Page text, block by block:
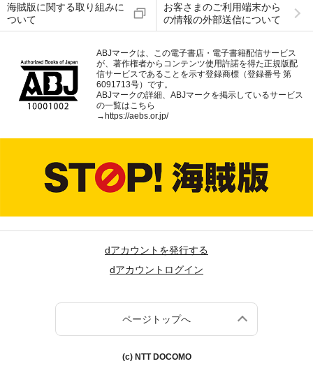
海賊版に関する取り組みに
ついて
お客さまのご利用端末から
の情報の外部送信について
ABJマークは、この電子書店・電子書籍配信サービス
が、著作権者からコンテンツ使用許諾を得た正規版配
信サービスであることを示す登録商標（登録番号 第
6091713号）です。
ABJマークの詳細、ABJマークを掲示しているサービス
の一覧はこちら
→https://aebs.or.jp/
dアカウントを発行する
dアカウントログイン
ページトップへ
(c) NTT DOCOMO